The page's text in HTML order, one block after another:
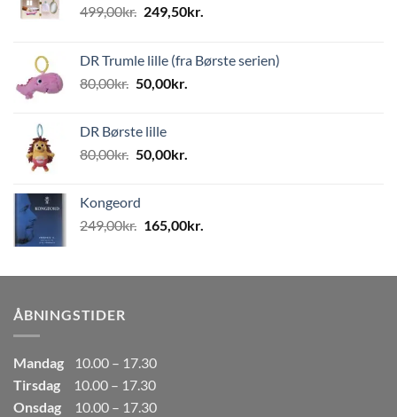
499,00kr. Den
var:
499,00kr..
249,50kr.
er:
DR Trumle lille (fra Børste serien)
80,00kr. Den
var:
80,00kr..
50,00kr.
50,00kr..
DR Børste lille
80,00kr. Den
var:
80,00kr..
50,00kr.
50,00kr..
Kongeord
249,00kr. Den
var:
165,00kr.
er:
ÅBNINGSTIDER
Mandag
10.00 – 17.30
Tirsdag
10.00 – 17.30
Onsdag
10.00 – 17.30